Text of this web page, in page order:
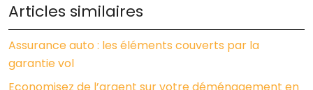
Articles similaires
Assurance auto : les éléments couverts par la
garantie vol